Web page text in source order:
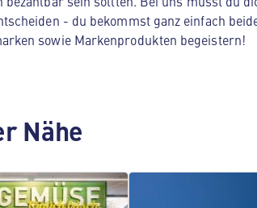
- du bekommst ganz einfach
sowie Markenprodukten begeistern!
Nähe